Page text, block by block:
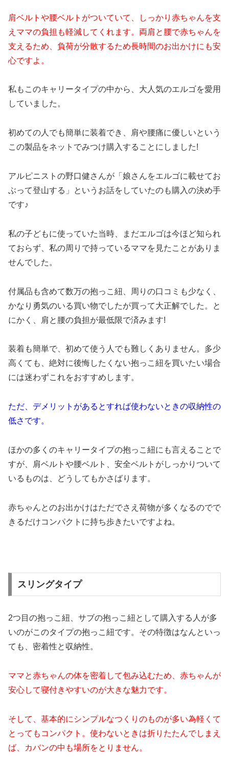
肩ベルトや腰ベルトがついていて、しっかり赤ちゃんを支
えママの負担も軽減してくれます。両肩と腰で赤ちゃんを
支えるため、負荷が分散するため長時間のお出かけにも安
心ですよ。
私もこのキャリータイプの中から、大人気のエルゴを愛用
していました。
初めての人でも簡単に装着でき、肩や腰痛に優しいと いう
この製品をネットでみつけ購入することにしました!
アルピニストの野口健さんが「娘さんをエルゴに載せてお
ぶって登山する」というお話をしていたのも購入の決め手
です♪
私の子どもに使っていた当時、まだエルゴは今ほど知られ
ておらず、私の周りで持っているママを見たことがありま
せんでした。
付属品も含めて数万の抱っこ紐、周りの口コミも少なく、
かなり勇気のいる買い物でしたが買って大正解でした。と
にかく、肩と腰の負担が最低限で済みます!
装着も簡単で、初めて使う人でも難しくありません。多少
高くても、絶対に後悔したくない抱っこ紐を買いたい場合
には迷わずこれをおすすめします。
ただ、デメリットがあるとすれば使わないときの収納性の
低さです。
ほかの多くのキャリータイプの抱っこ紐にも言えることで
すが、肩ベルトや腰ベルト、安全ベルトがしっかりついて
いるものは、どうしてもかさばります。
赤ちゃんとのお出かけはただでさえ荷物が多くなるのでで
きるだけコンパクトに持ち歩きたいですよね。
スリングタイプ
2つ目の抱っこ紐、サブの抱っこ紐として購入する人が多
いのがこのタイプの抱っこ紐です。その特徴はなんといっ
ても、密着性と収納性。
ママと赤ちゃんの体を密着して包み込むため、赤ちゃんが
安心して寝付きやすいのが大きな魅力です。
そして、基本的にシンプルなつくりのものが多い為軽くて
とってもコンパクト。 使わないときは折りたたんでしまえ
ば、カバンの中も場所をとりません。